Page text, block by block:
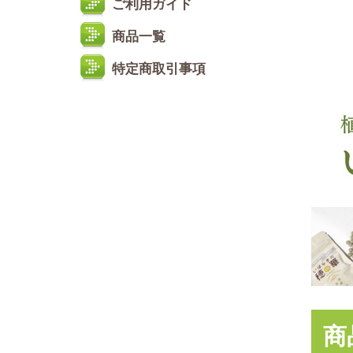
商
ご利用ガイド
商品一覧
特定商取引事項